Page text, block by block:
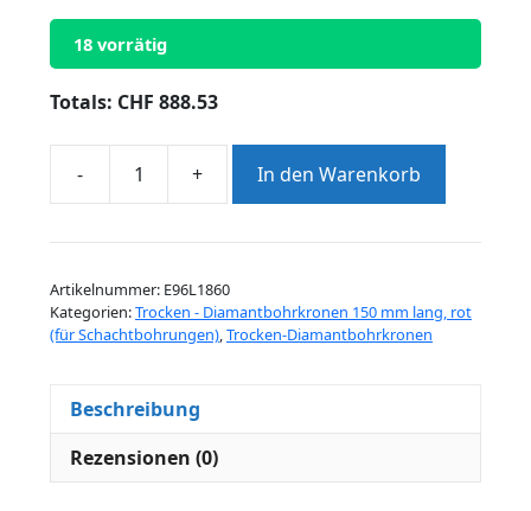
18 vorrätig
Totals: CHF 888.53
-
Trocken-
King
rot
-
+ In den Warenkorb
Artikelnummer: E96L1860
Kategorien:Trocken - Diamantbohrkronen 150 mm lang, rot
(für Schachtbohrungen),Trocken-Diamantbohrkronen
Beschreibung
Rezensionen (0)